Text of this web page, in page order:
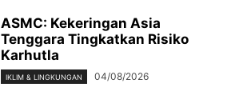
ASMC: Kekeringan Asia
Tenggara Tingkatkan Risiko
Karhutla
IKLIM & LINGKUNGAN 04/08/2026